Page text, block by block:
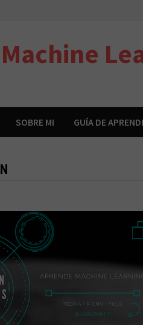
SOBRE MI GUÍA DE